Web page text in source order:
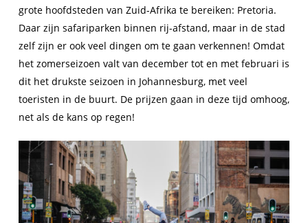
grote hoofdsteden van Zuid-Afrika te bereiken: Pretoria.
Daar zijn safariparken binnen rij-afstand, maar in de stad
zelf zijn er ook veel dingen om te gaan verkennen! Omdat
het zomerseizoen valt van december tot en met februari is
dit het drukste seizoen in Johannesburg, met veel
toeristen in de buurt. De prijzen gaan in deze tijd omhoog,
net als de kans op regen!